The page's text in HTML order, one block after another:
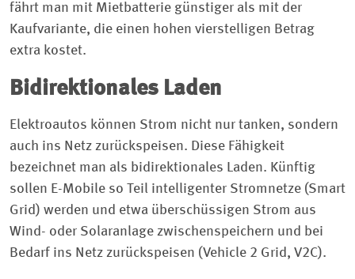
fährt man mit Mietbatterie günstiger als mit der
Kaufvariante, die einen hohen vierstelligen Betrag
extra kostet.
Bidirektionales Laden
Elektroautos können Strom nicht nur tanken, sondern
auch ins Netz zurückspeisen. Diese Fähigkeit
bezeichnet man als bidirektionales Laden. Künftig
sollen E-Mobile so Teil intelligenter Stromnetze (Smart
Grid) werden und etwa überschüssigen Strom aus
Wind- oder Solaranlage zwischenspeichern und bei
Bedarf ins Netz zurückspeisen (Vehicle 2 Grid, V2C).